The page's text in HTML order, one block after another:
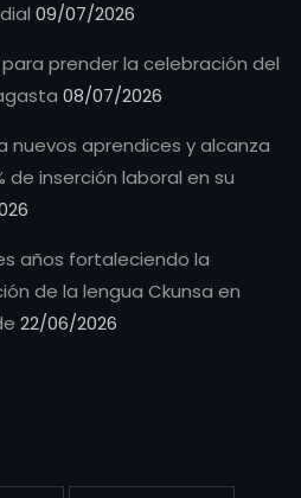
09/07/2026
prender la celebración del
08/07/2026
nuevos aprendices y alcanza
de inserción laboral en su
años fortaleciendo la
de la lengua Ckunsa en
22/06/2026